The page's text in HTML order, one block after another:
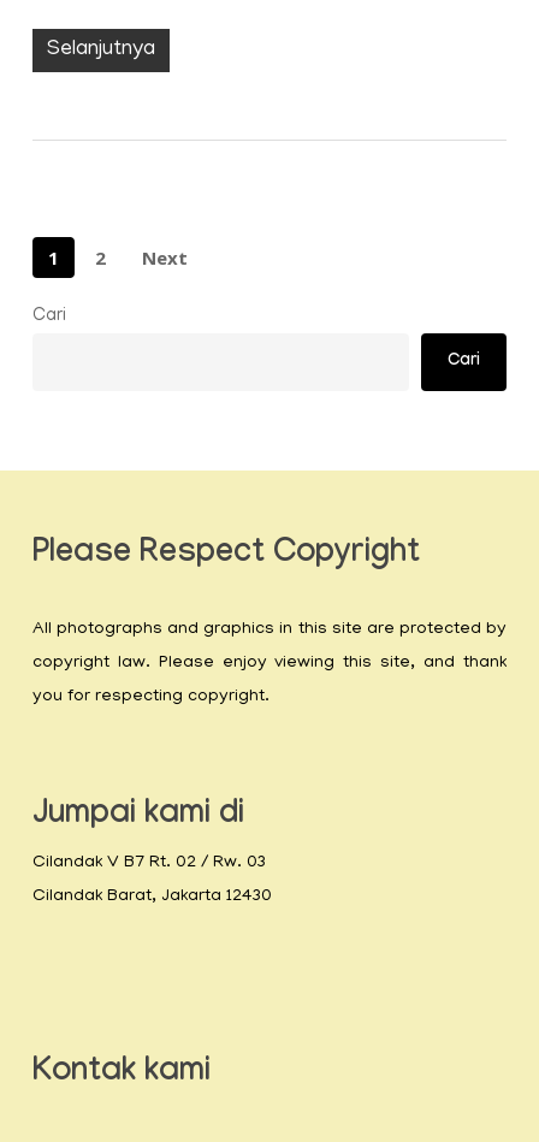
Selanjutnya
1 2 Next
Cari
Cari
Please Respect Copyright
All photographs and graphics in this site are protected by
copyright law. Please enjoy viewing this site, and thank
you for respecting copyright.
Jumpai kami di
Cilandak V B7 Rt. 02 / Rw. 03
Cilandak Barat, Jakarta 12430
Kontak kami